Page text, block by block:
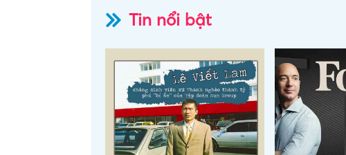
Tin nổi bật